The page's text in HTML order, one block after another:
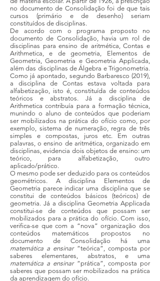
no documento de Consolidação foi de que tais
cursos (primário e de desenho) seriam
constituídos de disciplinas.
De acordo com o programa proposto no
documento de Consolidação, havia um rol de
disciplinas para ensino de aritmética, Contas e
Arithmetica, e de geometria, Elementos de
Geometria, Geometria e Geometria Applicada,
além das disciplinas de Álgebra e Trigonometria.
Como já apontado, segundo Barbaresco (2019),
a disciplina de Contas estava voltada para
alfabetização, isto é, constituída de conteúdos
teóricos e abstratos. Já a disciplina de
Arithmetica contribuía para a formação técnica,
munindo o aluno de conteúdos que poderiam
ser mobilizados na prática do ofício como, por
exemplo, sistema de numeração, regra de três
simples e compostas, juros etc. Em outras
palavras, o ensino de aritmética, organizado em
disciplinas, evidencia dois objetos de ensino: um
teórico, para alfabetização, outro
aplicado/prático.
O mesmo pode ser deduzido para os conteúdos
geométricos. A disciplina Elementos de
Geometria parece indicar uma disciplina que se
constitui de conteúdos básicos (teóricos) de
geometria. Já a disciplina Geometria Applicada
constitui-se de conteúdos que possam ser
mobilizados para a prática do ofício. Com isso,
verifica-se que com a “nova” organização dos
conteúdos matemáticos propostos no
documento de Consolidação há uma
matemática a ensinar “teórica”, composta por
saberes elementares, abstratos, e uma
matemática a ensinar“prática”, composta por
saberes que possam ser mobilizados na prática
da aprendizagem do ofício.